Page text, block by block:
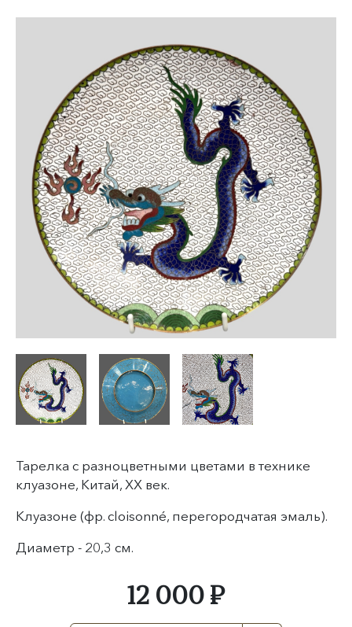
Тарелка с разноцветными цветами в технике
клуазоне, Китай, XX век.
Клуазоне (фр. cloisonné, перегородчатая эмаль).
Диаметр - 20,3 см.
12 000 ₽